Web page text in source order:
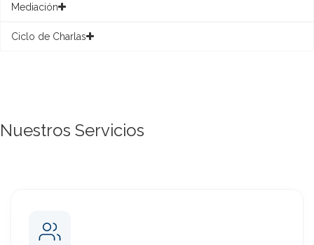
Mediación
Ciclo de Charlas
Nuestros Servicios